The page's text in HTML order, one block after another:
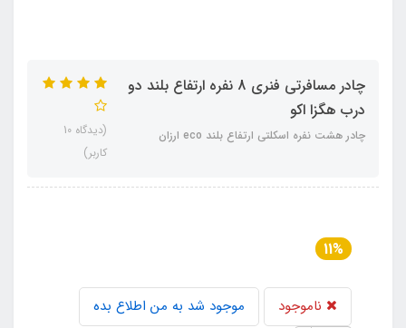
چادر مسافرتی فنری 8 نفره ارتفاع بلند دو
درب هگزا اکو
چادر هشت نفره اسکلتی ارتفاع بلند eco ارزان
(دیدگاه 10
کاربر)
11%
ناموجود موجود شد به من اطلاع بده